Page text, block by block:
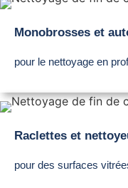
Monobrosses et
pour le nettoyage en
Raclettes et
pour des surfaces